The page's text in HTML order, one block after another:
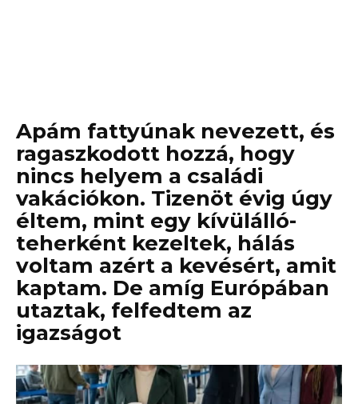
Apám fattyúnak nevezett, és
ragaszkodott hozzá, hogy
nincs helyem a családi
vakációkon. Tizenöt évig úgy
éltem, mint egy kívülálló-
teherként kezeltek, hálás
voltam azért a kevésért, amit
kaptam. De amíg Európában
utaztak, felfedtem az
igazságot